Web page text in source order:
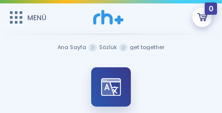
MENÜ
0
Sepetin Şu An Boş.
Remzi Hoca ile seni sınava hazırlayacak onlarca eğitim seni
bekliyor!
MENÜ
Ana Sayfa Sözlük get together